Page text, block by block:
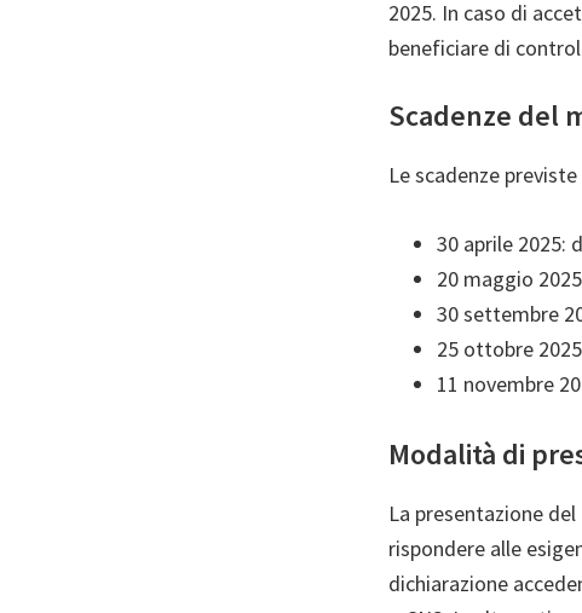
2025. In caso di
beneficiare di
Scadenze del
Le scadenze
30 aprile 2025:
20 maggio
30 settembre
25 ottobre
11 novembre
Modalità di
La presentazione
rispondere alle
dichiarazione